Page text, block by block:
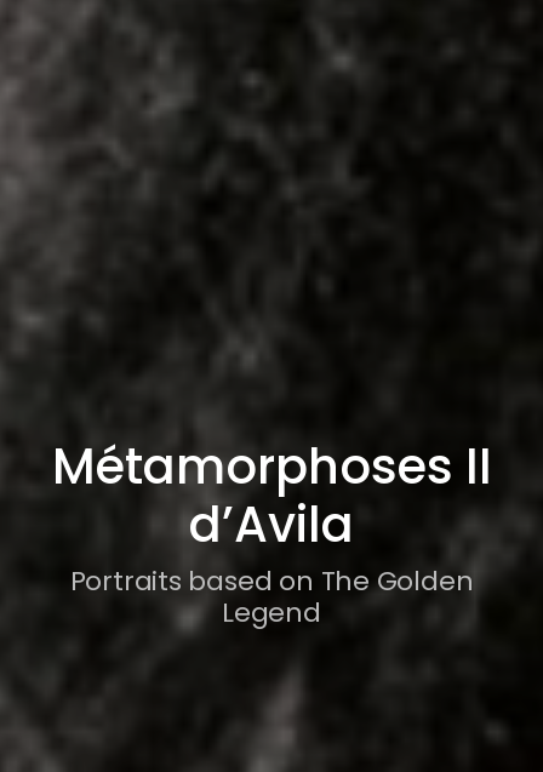
Métamorphoses II
d’Avila
Portraits based on The Golden
Legend